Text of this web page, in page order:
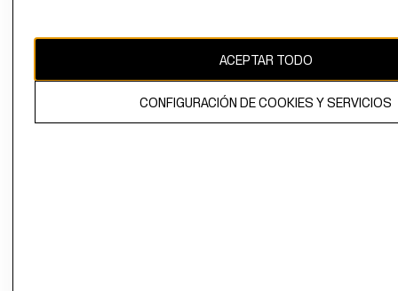
Uruguay ($U)
ACEPTAR TODO
CONFIGURACIÓN DE COOKIES Y SERVICIOS